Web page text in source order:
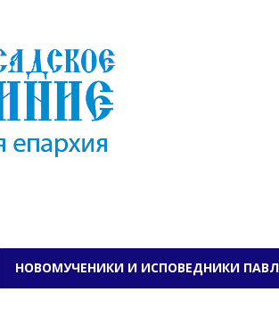
НОВОМУЧЕНИКИ И ИСПОВЕДНИКИ